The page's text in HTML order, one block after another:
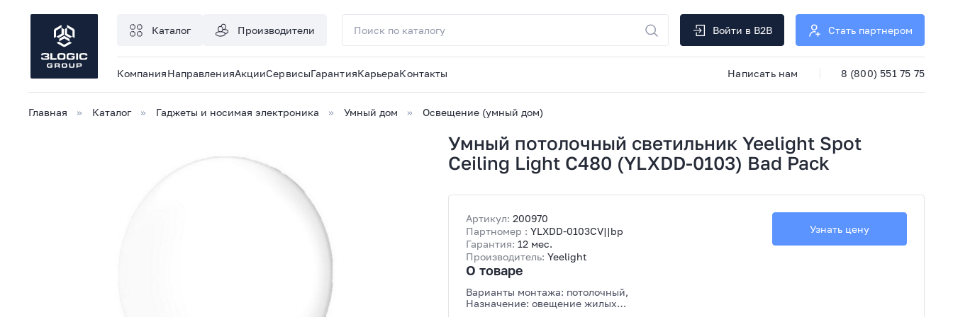
Каталог Производители Войти в B2B Стать партнером
КомпанияНаправленияАкцииСервисыГарантияКарьераКонтакты Написать нам 8 (800) 551 75 75
Главная Каталог Гаджеты и носимая электроника Умный дом Освещение (умный дом)
Умный потолочный светильник Yeelight Spot
Ceiling Light C480 (YLXDD-0103) Bad Pack
Артикул: 200970
Партномер : YLXDD-0103CV||bp
Гарантия: 12 мес.
Производитель: Yeelight
О товаре
Варианты монтажа: потолочный,
Назначение: овещение жилых
Узнать цену